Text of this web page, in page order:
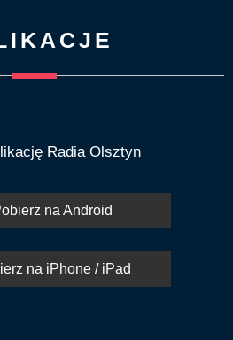
Radia Olsztyn
na Android
na iPhone / iPad